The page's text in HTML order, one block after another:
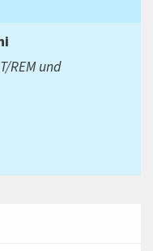
REM und